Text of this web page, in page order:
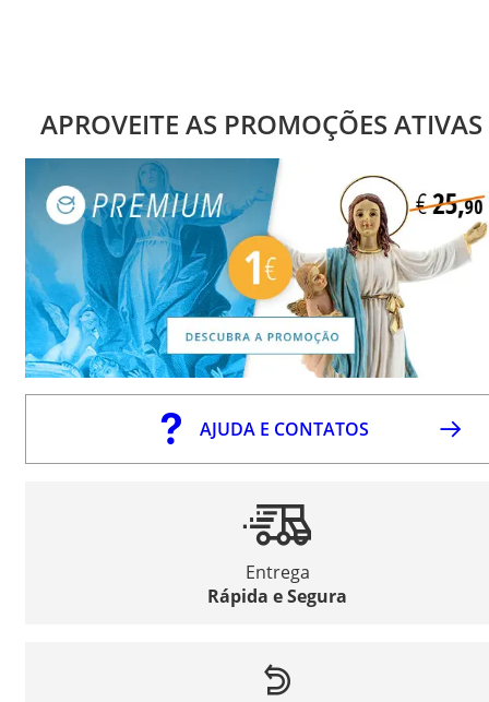
APROVEITE AS PROMOÇÕES ATIVAS
AJUDA E CONTATOS
Entrega
Rápida e Segura